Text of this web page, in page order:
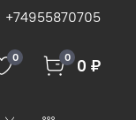
+74955870705
0 0 0 ₽